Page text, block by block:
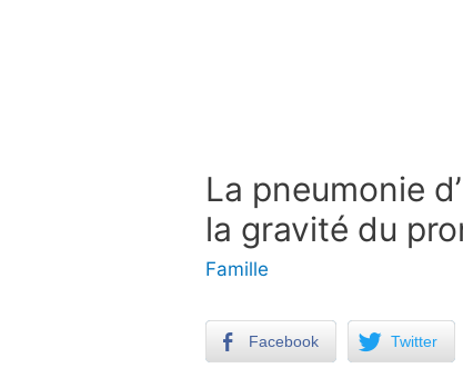
La pneumonie
la gravité du
Famille
Facebook Twitter